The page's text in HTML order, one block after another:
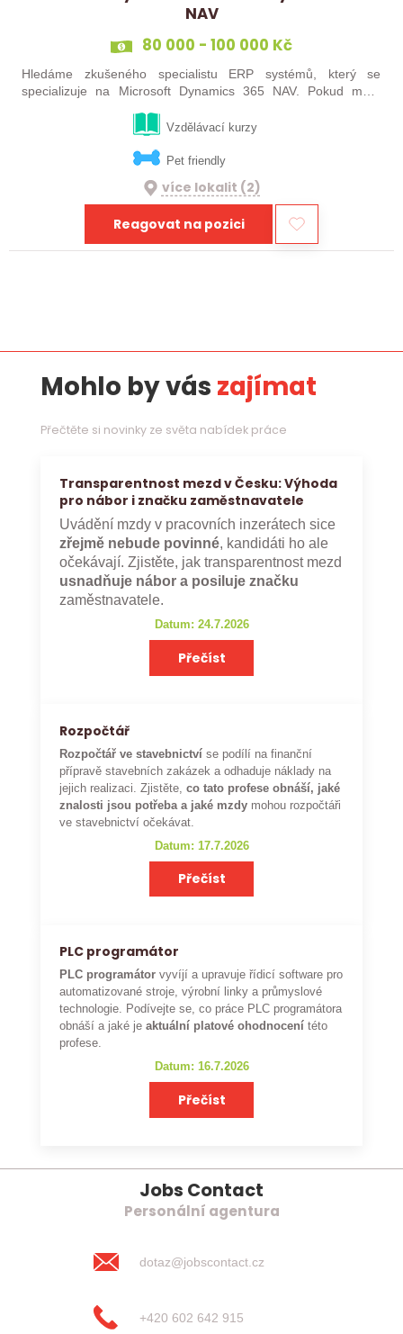
NAV
80 000 - 100 000 Kč
Hledáme zkušeného specialistu ERP systémů, který se
specializuje na Microsoft Dynamics 365 NAV. Pokud máte
výzvách, máme pro vás skvělou…
Vzdělávací kurzy
Pet friendly
více lokalit (2)
Reagovat na pozici
Mohlo by vás zajímat
Přečtěte si novinky ze světa nabídek práce
Transparentnost mezd v Česku: Výhoda
pro nábor i značku zaměstnavatele
Uvádění mzdy v pracovních inzerátech sice
zřejmě nebude povinné, kandidáti ho ale
očekávají. Zjistěte, jak transparentnost mezd
usnadňuje nábor a posiluje značku
zaměstnavatele.
Datum: 24.7.2026
Přečíst
Rozpočtář
Rozpočtář ve stavebnictví se podílí na finanční
přípravě stavebních zakázek a odhaduje náklady na
jejich realizaci. Zjistěte,co tato profese obnáší, jaké
znalosti jsou potřeba a jaké mzdy mohou rozpočtáři
ve stavebnictví očekávat.
Datum: 17.7.2026
Přečíst
PLC programátor
PLC programátor vyvíjí a upravuje řídicí software pro
automatizované stroje, výrobní linky a průmyslové
technologie. Podívejte se, co práce PLC programátora
obnáší a jaké je aktuální platové ohodnocení této
profese.
Datum: 16.7.2026
Přečíst
Jobs Contact
Personální agentura
dotaz@jobscontact.cz
+420 602 642 915